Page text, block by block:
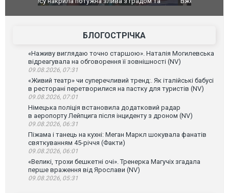
фільму
БЛОГОСТРІЧКА
«Наживу виглядаю точно старшою». Наталія Могилевська
відреагувала на обговорення її зовнішності (NV)
09.08.2026, 07:31
«Живий театр» чи суперечливий тренд:. Як італійські бабусі
в ресторані перетворилися на пастку для туристів (NV)
09.08.2026, 07:01
Німецька поліція встановила додатковий радар
в аеропорту Лейпцига після інциденту з дроном (NV)
09.08.2026, 06:31
Піжама і танець на кухні: Меган Маркл шокувала фанатів
святкуванням 45-річчя (Факти)
09.08.2026, 06:01
«Великі, трохи бешкетні очі». Тренерка Магучіх згадала
перше враження від Ярослави (NV)
09.08.2026, 05:31